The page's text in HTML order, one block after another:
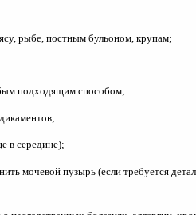
рыбе, постным бульоном, крупам;
подходящим способом;
в середине);
мочевой пузырь (если требуется